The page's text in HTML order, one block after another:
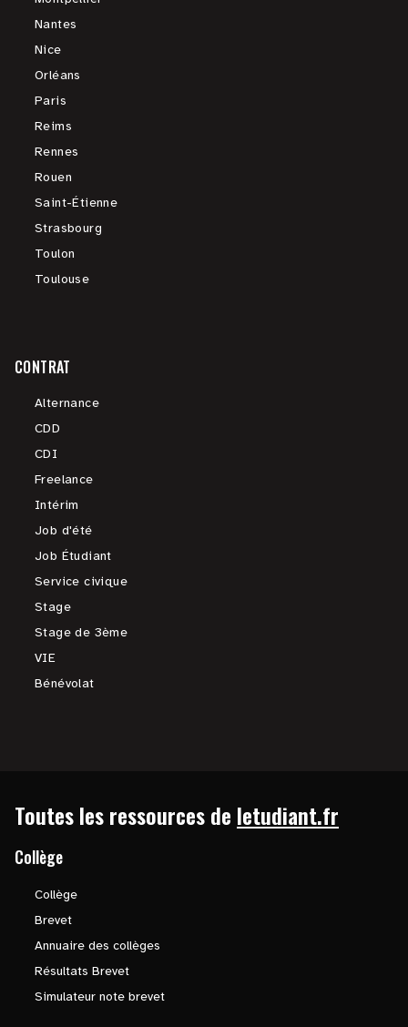
Nantes
Nice
Orléans
Paris
Reims
Rennes
Rouen
Saint-Étienne
Strasbourg
Toulon
Toulouse
CONTRAT
Alternance
CDD
CDI
Freelance
Intérim
Job d'été
Job Étudiant
Service civique
Stage
Stage de 3ème
VIE
Bénévolat
Toutes les ressources de letudiant.fr
Collège
Collège
Brevet
Annuaire des collèges
Résultats Brevet
Simulateur note brevet